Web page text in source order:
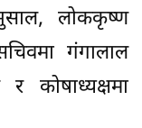
लोककृष्ण
गंगालाल
कोषाध्यक्षमा